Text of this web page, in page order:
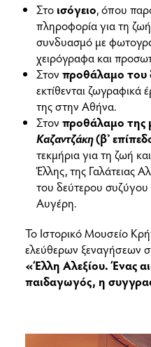
Στο ισόγειο, όπου
πληροφορία για τη
συνδυασμό με
χειρόγραφα και
Στον προθάλαμο του
εκτίθενται ζωγραφικά
της στην Αθήνα.
Στον προθάλαμο της
Καζαντζάκη(β’
τεκμήρια για τη ζωή
Έλλης, της Γαλάτειας
του δεύτερου
Αυγέρη.
Το Ιστορικό Μουσείο
ελεύθερων ξεναγήσεων
«Έλλη Αλεξίου. Ένας
παιδαγωγός, η